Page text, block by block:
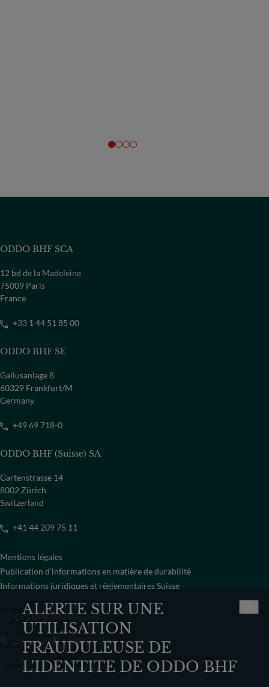
ALERTE SUR UNE
UTILISATION
FRAUDULEUSE DE
L'IDENTITE DE ODDO BHF
ODDO BHF SCA
12 bd de la Madeleine
75009 Paris
France
+33 1 44 51 85 00
ODDO BHF SE
Gallusanlage 8
60329 Frankfurt/M
Germany
+49 69 718-0
ODDO BHF (Suisse) SA
Gartenstrasse 14
8002 Zürich
Switzerland
+41 44 209 75 11
Mentions légales
Publication d‘informations en matière de durabilité
Informations juridiques et réglementaires Suisse
ODDO BHF My Wealth
App store Google Play
Pour toute information